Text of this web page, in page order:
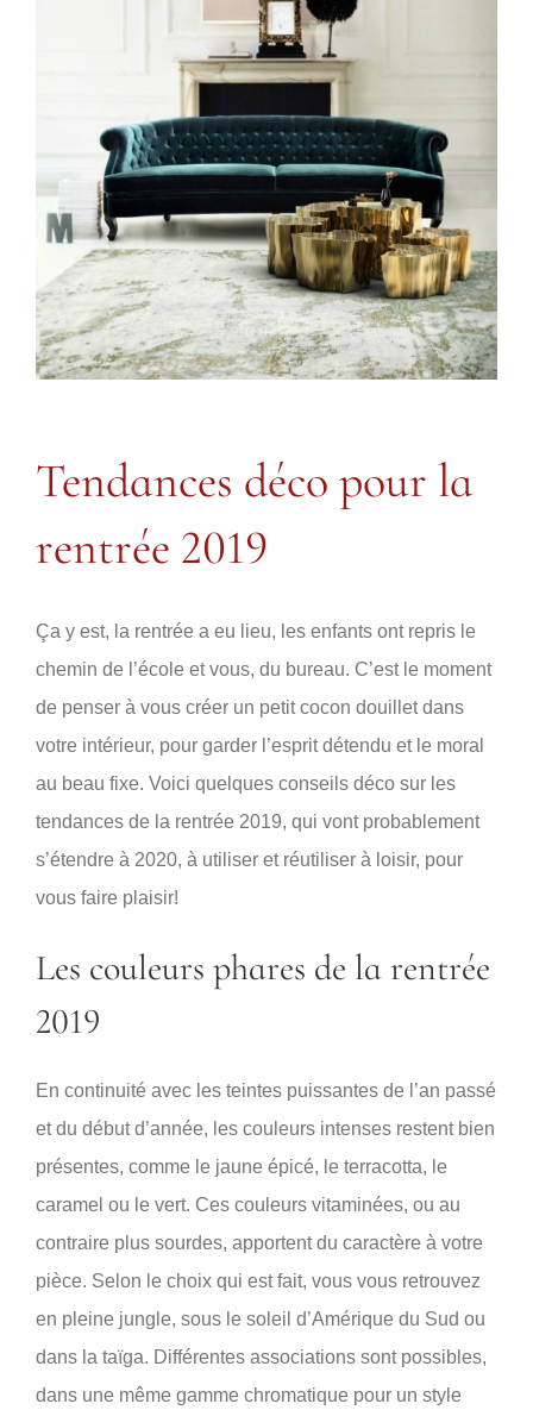
Tendances déco pour la
rentrée 2019
Ça y est, la rentrée a eu lieu, les enfants ont repris le
chemin de l’école et vous, du bureau. C’est le moment
de penser à vous créer un petit cocon douillet dans
votre intérieur, pour garder l’esprit détendu et le moral
au beau fixe. Voici quelques conseils déco sur les
tendances de la rentrée 2019, qui vont probablement
s’étendre à 2020, à utiliser et réutiliser à loisir, pour
vous faire plaisir!
Les couleurs phares de la rentrée
2019
En continuité avec les teintes puissantes de l’an passé
et du début d’année, les couleurs intenses restent bien
présentes, comme le jaune épicé, le terracotta, le
caramel ou le vert. Ces couleurs vitaminées, ou au
contraire plus sourdes, apportent du caractère à votre
pièce. Selon le choix qui est fait, vous vous retrouvez
en pleine jungle, sous le soleil d’Amérique du Sud ou
dans la taïga. Différentes associations sont possibles,
dans une même gamme chromatique pour un style